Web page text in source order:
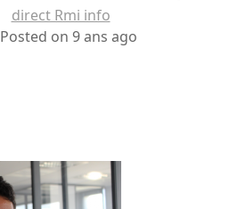
direct Rmi info
Posted on 9 ans ago